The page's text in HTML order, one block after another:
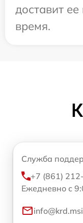
доставит
время.
Служба
+7 (861)
Ежедневно с